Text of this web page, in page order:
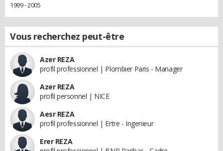
1999 - 2005
Vous recherchez peut-être
Azer REZA
profil professionnel | Plombier Paris - Manager
Azer REZA
profil personnel | NICE
Aesr REZA
profil professionnel | Ertre - Ingenieur
Erer REZA